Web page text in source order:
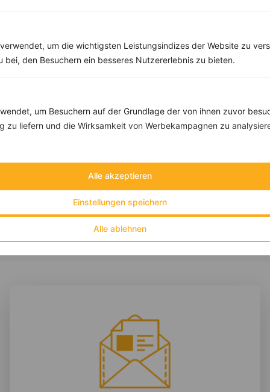
um die wichtigsten Leistungsindizes der Website zu
bei, den Besuchern ein besseres Nutzererlebnis zu bieten.
um Besuchern auf der Grundlage der von ihnen zuvor
zu liefern und die Wirksamkeit von Werbekampagnen zu
Alle ablehnen
Einstellungen speichern
Alle akzeptieren
‹ ›
Dinkel-Flammkuchen mit Schalotten, Weintrauben und Feige
Fett:9 g
Eiweiß:17 g